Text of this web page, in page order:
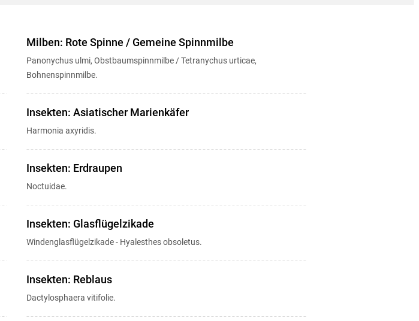
Milben: Rote Spinne / Gemeine Spinnmilbe
Panonychus ulmi, Obstbaumspinnmilbe / Tetranychus urticae,
Bohnenspinnmilbe.
Insekten: Asiatischer Marienkäfer
Harmonia axyridis.
Insekten: Erdraupen
Noctuidae.
Insekten: Glasflügelzikade
Windenglasflügelzikade - Hyalesthes obsoletus.
Insekten: Reblaus
Dactylosphaera vitifolie.